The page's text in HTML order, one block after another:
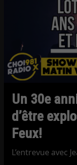
Un 30e
d’être
Feux!
L’entrevue avec